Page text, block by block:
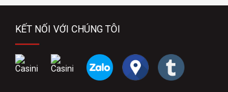
KẾT NỐI VỚI CHÚNG TÔI